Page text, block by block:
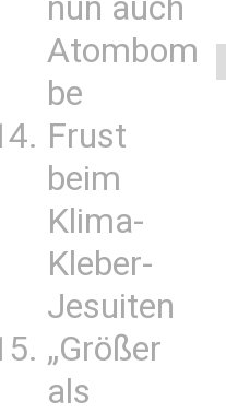
nun auch
Atombom
be
Frust
beim
Klima-
Kleber-
Jesuiten
„Größer
als